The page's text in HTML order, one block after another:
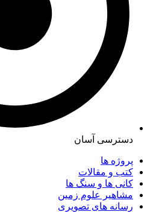
دسترسی آسان
پروژه ها
کتب و مقالات
کانی ها و سنگ ها
مشاهیر علوم زمین
رسانه های تصویری